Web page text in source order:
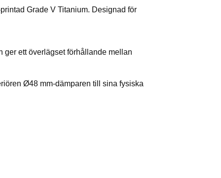
Grade V Titanium. Designad för
ger ett överlägset förhållande mellan
Ø48 mm-dämparen till sina fysiska